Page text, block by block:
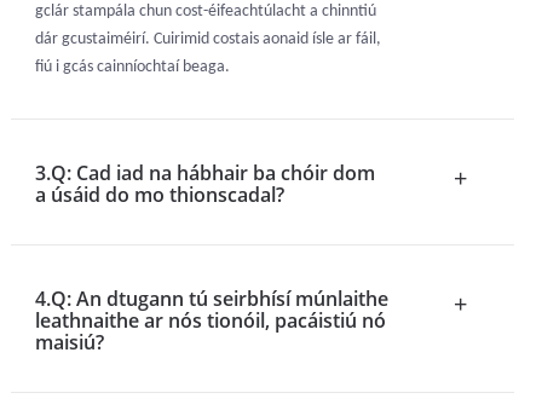
gclár stampála chun cost-éifeachtúlacht a chinntiú
dár gcustaiméirí. Cuirimid costais aonaid ísle ar fáil,
fiú i gcás cainníochtaí beaga.
3.Q: Cad iad na hábhair ba chóir dom
a úsáid do mo thionscadal?
+
4.Q: An dtugann tú seirbhísí múnlaithe
leathnaithe ar nós tionóil, pacáistiú nó
maisiú?
+